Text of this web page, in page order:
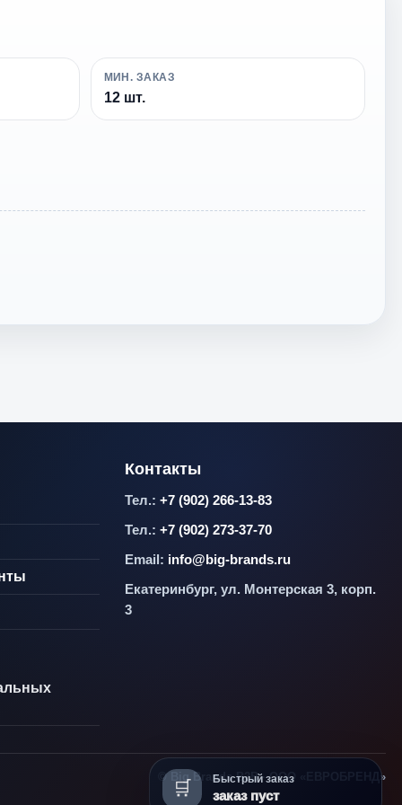
МИН. ЗАКАЗ
12 шт.
Контакты
Тел.:+7 (902) 266-13-83
Тел.:+7 (902) 273-37-70
Email: info@big-brands.ru
Екатеринбург, ул. Монтерская 3, корп.
3
© Big Brands B2B · ООО «ЕВРОБРЕНД»
🛒 Быстрый заказ
заказ пуст